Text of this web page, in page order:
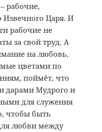
рабочие,
Извечного Царя. И
рабочие не
за свой труд. А
на любовь,
цветами по
поймёт, что
дарами Мудрого и
для служения
чтобы быть
любви между